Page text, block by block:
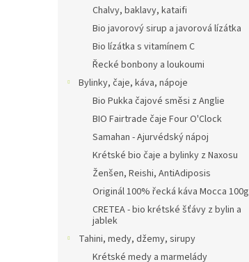
Chalvy, baklavy, kataifi
Bio javorový sirup a javorová lízátka
Bio lízátka s vitamínem C
Řecké bonbony a loukoumi
Bylinky, čaje, káva, nápoje
Bio Pukka čajové směsi z Anglie
BIO Fairtrade čaje Four O'Clock
Samahan - Ajurvédský nápoj
Krétské bio čaje a bylinky z Naxosu
Ženšen, Reishi, AntiAdiposis
Originál 100% řecká káva Mocca 100g
CRETEA - bio krétské šťávy z bylin a
jablek
Tahini, medy, džemy, sirupy
Krétské medy a marmelády